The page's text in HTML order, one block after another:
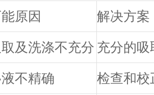
原因 解决方案
及洗涤不充分 充分的
不精确 检查和校